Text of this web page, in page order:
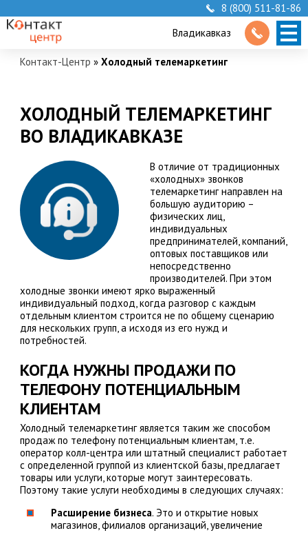
8 (800) 511-81-86
Владикавказ
Контакт-Центр » Холодный телемаркетинг
ХОЛОДНЫЙ ТЕЛЕМАРКЕТИНГ
ВО ВЛАДИКАВКАЗЕ
В отличие от традиционных
«холодных» звонков
телемаркетинг направлен на
большую аудиторию –
физических лиц,
индивидуальных
предпринимателей, компаний,
оптовых поставщиков или
непосредственно
производителей. При этом
холодные звонки имеют ярко выраженный
индивидуальный подход, когда разговор с каждым
отдельным клиентом строится не по общему сценарию
для нескольких групп, а исходя из его нужд и
потребностей.
КОГДА НУЖНЫ ПРОДАЖИ ПО
ТЕЛЕФОНУ ПОТЕНЦИАЛЬНЫМ
КЛИЕНТАМ
Холодный телемаркетинг является таким же способом
продаж по телефону потенциальным клиентам, т.е.
оператор колл-центра или штатный специалист работает
с определенной группой из клиентской базы, предлагает
товары или услуги, которые могут заинтересовать.
Поэтому такие услуги необходимы в следующих случаях:
Расширение бизнеса. Это и открытие новых
магазинов, филиалов организаций, увеличение